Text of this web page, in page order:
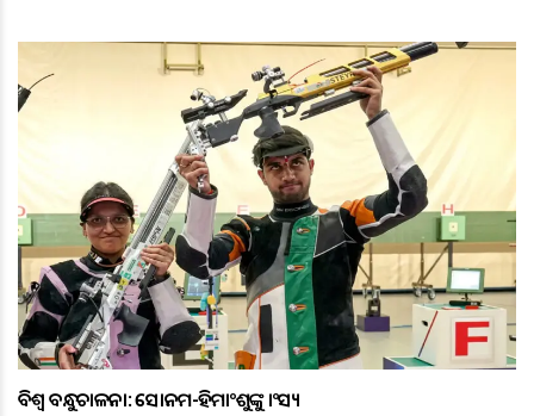
ବିଶ୍ବ ବନ୍ଧୁକଚାଳନା: ସୋନମ-ହିମାଂଶୁଙ୍କୁ କାଂସ୍ୟ